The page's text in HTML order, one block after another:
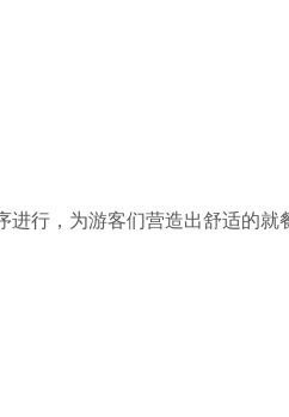
行，为游客们营造出舒适的就